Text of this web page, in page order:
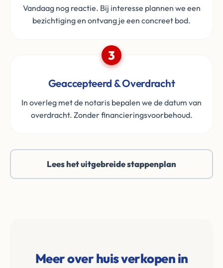
Vandaag nog reactie. Bij interesse plannen we een
bezichtiging en ontvang je een concreet bod.
3
Geaccepteerd & Overdracht
In overleg met de notaris bepalen we de datum van
overdracht. Zonder financieringsvoorbehoud.
Lees het uitgebreide stappenplan
Meer over huis verkopen in